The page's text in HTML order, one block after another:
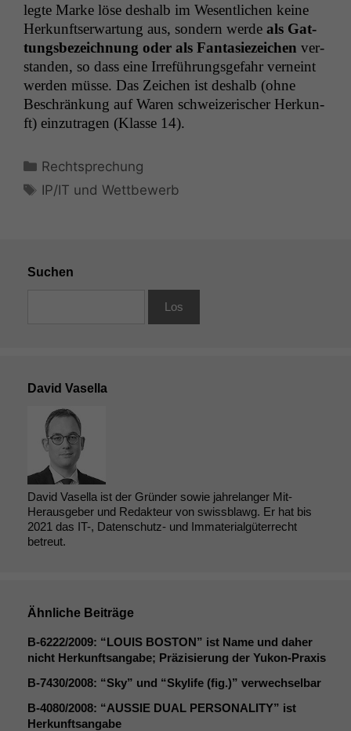
legte Marke löse deshalb im Wesentlichen keine
Herkun­ft­ser­wartung aus, son­dern werde als Gat­
tungs­beze­ich­nung oder als Fan­tasieze­ichen ver­
standen, so dass eine Irreführungs­ge­fahr verneint
wer­den müsse. Das Zeichen ist deshalb (ohne
Beschränkung auf Waren schweiz­erisch­er Herkun­
ft) einzu­tra­gen (Klasse 14).
Kategorien
Rechtsprechung
Schlagwörter
IP/IT und Wettbewerb
Suchen
David Vasella
David Vasella ist der Gründer sowie jahrelanger Mit-
Herausgeber und Redakteur von swissblawg. Er hat bis
2021 das IT-, Datenschutz- und Immaterialgüterrecht
betreut.
Ähnliche Beiträge
B‑6222/2009: “LOUIS BOSTON” ist Name und daher
nicht Herkunftsangabe; Präzisierung der Yukon-Praxis
B‑7430/2008: “Sky” und “Skylife (fig.)” verwechselbar
B‑4080/2008: “AUSSIE DUAL PERSONALITY” ist
Herkunftsangabe